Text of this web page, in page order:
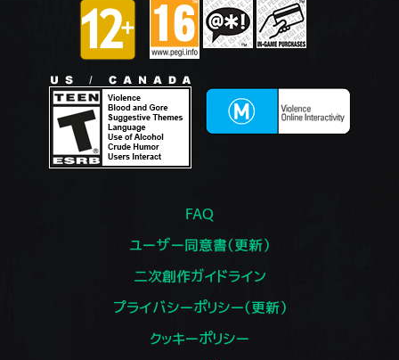
FAQ
ユーザー同意書（更新）
二次創作ガイドライン
プライバシーポリシー（更新）
クッキーポリシー